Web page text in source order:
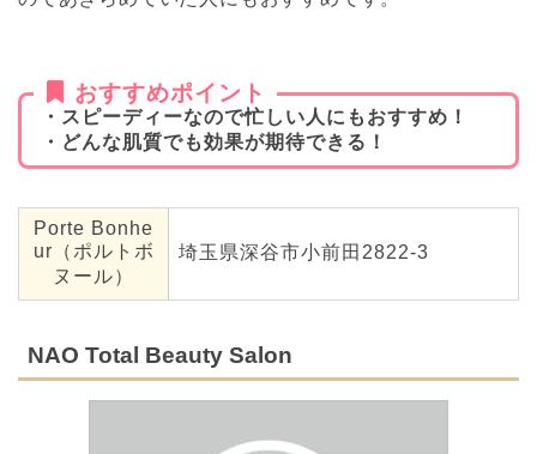
おすすめポイント
・スピーディーなので忙しい人にもおすすめ！
・どんな肌質でも効果が期待できる！
Porte Bonhe
ur（ポルトボ
ヌール）
埼玉県深谷市小前田2822-3
NAO Total Beauty Salon